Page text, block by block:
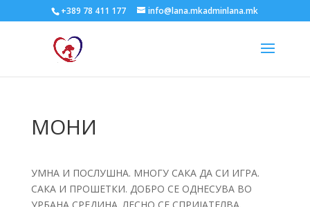
+389 78 411 177 info@lana.mkadminlana.mk
МОНИ
УМНА И ПОСЛУШНА. МНОГУ САКА ДА СИ ИГРА.
САКА И ПРОШЕТКИ. ДОБРО СЕ ОДНЕСУВА ВО